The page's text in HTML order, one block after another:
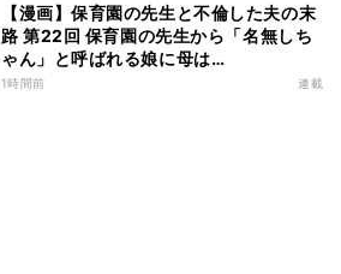
【漫画】保育園の先生と不倫した夫の末
路 第22回 保育園の先生から「名無しち
ゃん」と呼ばれる娘に母は…
1時間前 連載